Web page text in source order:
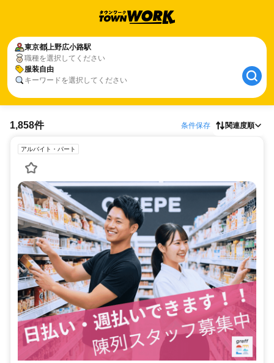
東京都上野広小路駅
職種を選択してください
服装自由
キーワードを選択してください
1,858件 条件保存 関連度順
アルバイト・パート